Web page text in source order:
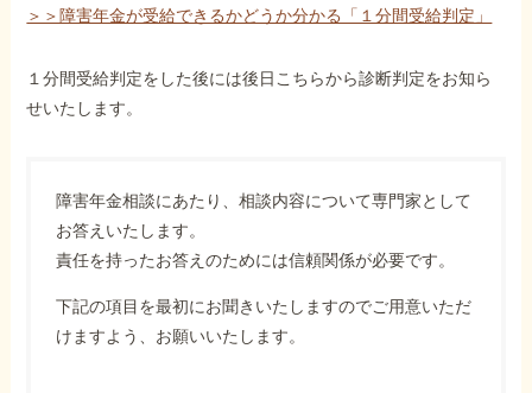
＞＞障害年金が受給できるかどうか分かる「１分間受給判定」
１分間受給判定をした後には後日こちらから診断判定をお知ら
せいたします。
障害年金相談にあたり、相談内容について専門家として
お答えいたします。
責任を持ったお答えのためには信頼関係が必要です。
下記の項目を最初にお聞きいたしますのでご用意いただ
けますよう、お願いいたします。